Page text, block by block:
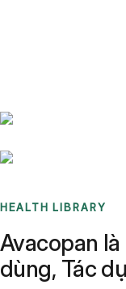
HEALTH LIBRARY
Avacopan
dùng, Tác